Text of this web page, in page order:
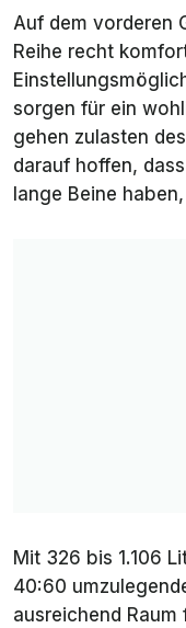
Auf dem vorderen
Reihe recht
sorgen für ein
gehen zulasten
darauf hoffen,
lange Beine
Mit 326 bis 1.106
40:60
ausreichend